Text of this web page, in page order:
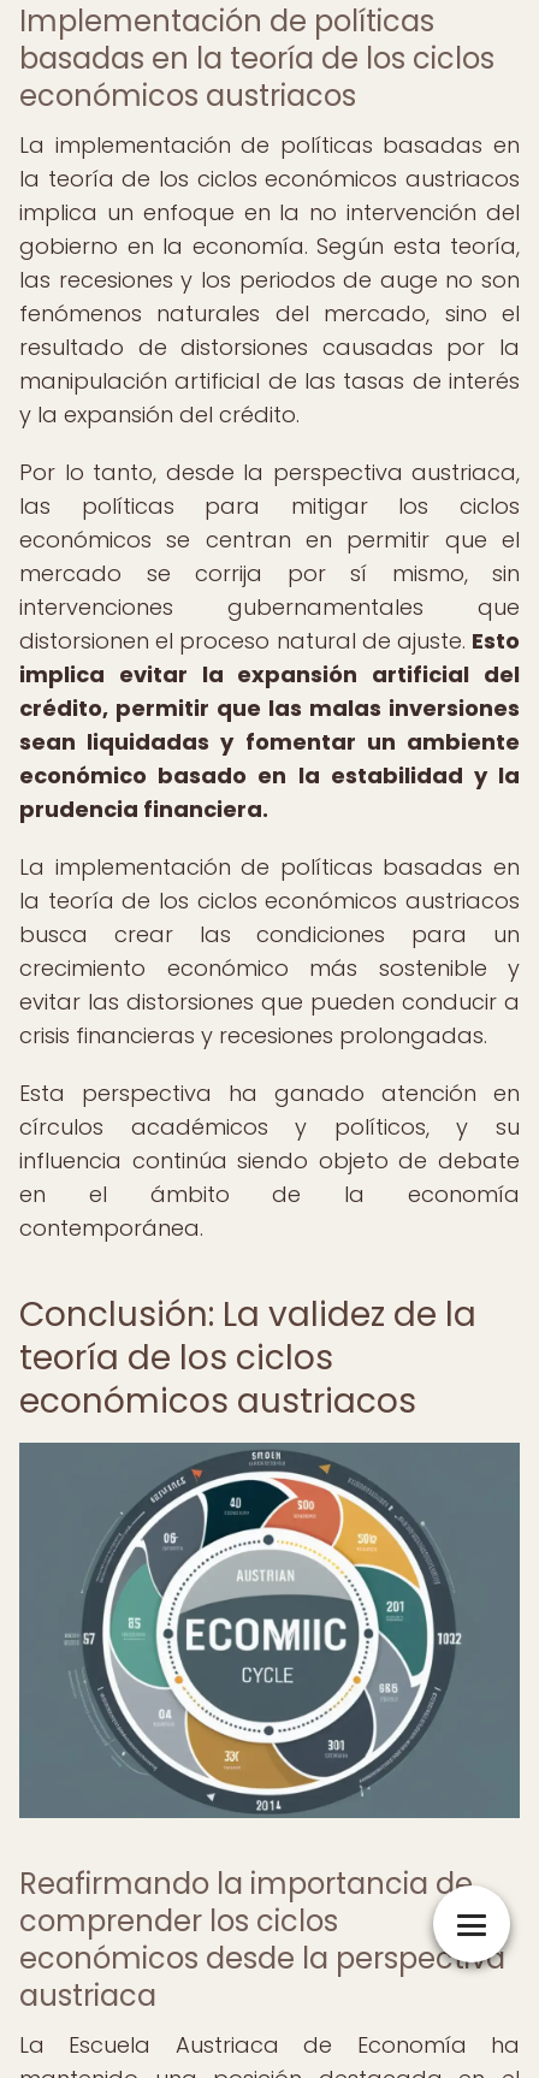
Implementación de políticas
basadas en la teoría de los ciclos
económicos austriacos
La implementación de políticas basadas en
la teoría de los ciclos económicos austriacos
implica un enfoque en la no intervención del
gobierno en la economía. Según esta teoría,
las recesiones y los periodos de auge no son
fenómenos naturales del mercado, sino el
resultado de distorsiones causadas por la
manipulación artificial de las tasas de interés
y la expansión del crédito.
Por lo tanto, desde la perspectiva austriaca,
las políticas para mitigar los ciclos
económicos se centran en permitir que el
mercado se corrija por sí mismo, sin
intervenciones gubernamentales que
distorsionen el proceso natural de ajuste. Esto
implica evitar la expansión artificial del
crédito, permitir que las malas inversiones
sean liquidadas y fomentar un ambiente
económico basado en la estabilidad y la
prudencia financiera.
La implementación de políticas basadas en
la teoría de los ciclos económicos austriacos
busca crear las condiciones para un
crecimiento económico más sostenible y
evitar las distorsiones que pueden conducir a
crisis financieras y recesiones prolongadas.
Esta perspectiva ha ganado atención en
círculos académicos y políticos, y su
influencia continúa siendo objeto de debate
en el ámbito de la economía
contemporánea.
Conclusión: La validez de la
teoría de los ciclos
económicos austriacos
Reafirmando la importancia de
comprender los ciclos
económicos desde la perspectiva
austriaca
La Escuela Austriaca de Economía ha